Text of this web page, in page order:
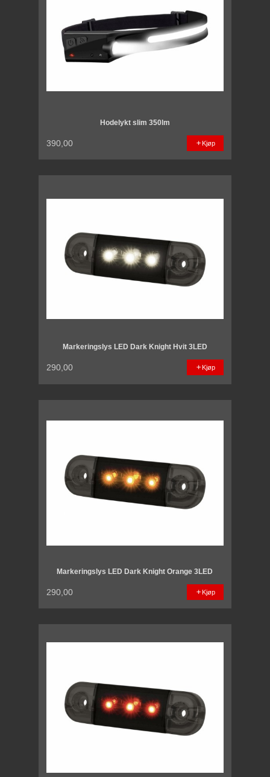
Hodelykt slim 350lm
390,00 Kjøp
Markeringslys LED Dark Knight Hvit 3LED
290,00 Kjøp
Markeringslys LED Dark Knight Orange 3LED
290,00 Kjøp